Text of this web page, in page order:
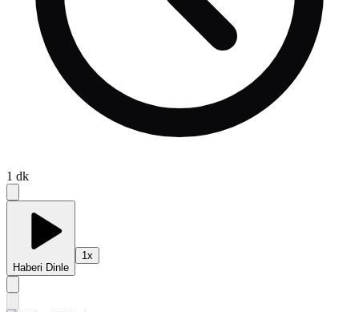
1 dk
Haberi Dinle
1x